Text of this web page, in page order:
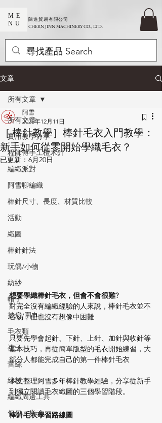
ME
NU
​陳進貿易有限公司
CHERN JINN MACHINERY CO., LTD.
文章
所有文章
實用教學分享
程師傅手工檀木針
編織派對
阿雪聊編織
棒針尺寸、長度、材質比較
活動
織圖
棒針針法
玩偶/小物
紡紗
帽子
披肩/圍巾
毛衣類
襪子
蕾絲
線材
編織周邊工具
包包、袋子
所有文章
［ 棒針教學］棒針毛衣入門教學：
新手如何從零開始學織毛衣？
阿雪
2025年12月11日
已更新： 6月20日
想要學織棒針毛衣，但會不會很難?
對完全沒有編織經驗的人來說，棒針毛衣並不
容易，但也沒有想像中困難
只要先學會起針、下針、上針、加針與收針等
基本技巧，再從簡單版型的毛衣開始練習，大
部分人都能完成自己的第一件棒針毛衣
本文整理阿雪多年棒針教學經驗，分享從新手
到獨立閱讀毛衣織圖的三個學習階段。
棒針毛衣學習路線圖